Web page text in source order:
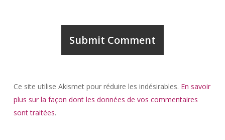
Ce site utilise Akismet pour réduire les indésirables. En savoir
plus sur la façon dont les données de vos commentaires
sont traitées.